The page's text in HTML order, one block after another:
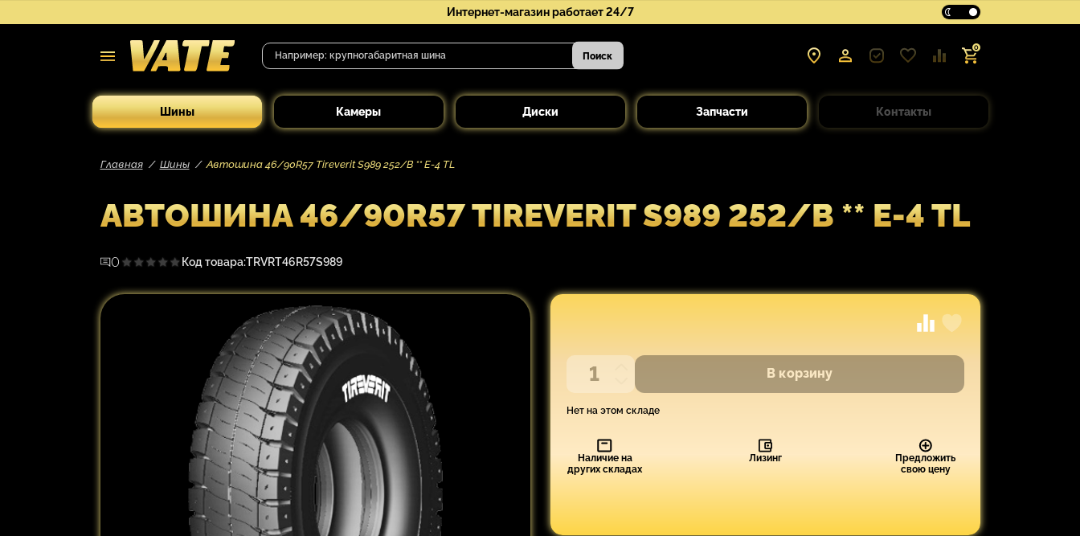
Интернет-магазин работает 24/7
0
Поиск
Шины Камеры Диски Запчасти Контакты
Главная Шины Автошина 46/90R57 Tireverit S989 252/B ** E-4 TL
АВТОШИНА 46/90R57 TIREVERIT S989 252/B ** E-4 TL
0 Код товара:TRVRT46R57S989
В корзину
Нет на этом складе
Наличие на
других складах
Лизинг
Предложить
свою цену